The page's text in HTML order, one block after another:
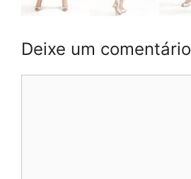
Deixe um comentário